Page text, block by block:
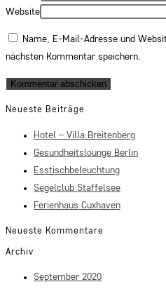
Website
Name, E-Mail-Adresse und
nächsten Kommentar speichern.
Neueste Beiträge
Hotel – Villa Breitenberg
Gesundheitslounge Berlin
Esstischbeleuchtung
Segelclub Staffelsee
Ferienhaus Cuxhaven
Neueste Kommentare
Archiv
September 2020